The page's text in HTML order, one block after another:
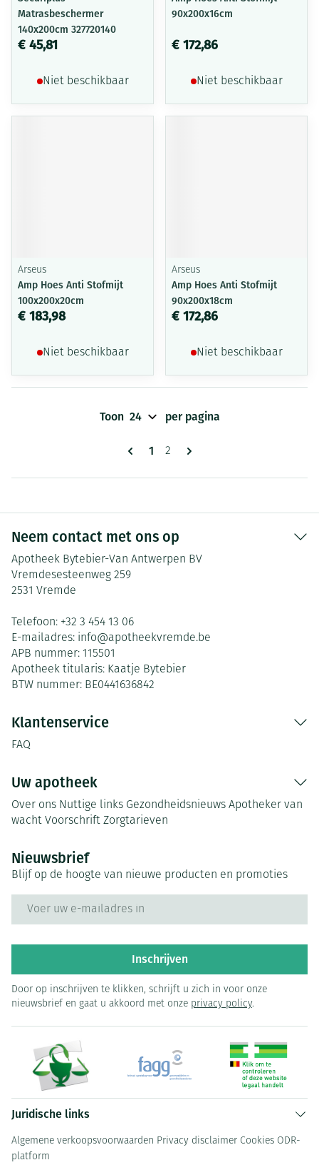
Matrasbeschermer
140x200cm 327720140
€ 45,81
Niet beschikbaar
90x200x16cm
€ 172,86
Niet beschikbaar
Arseus
Amp Hoes Anti Stofmijt
100x200x20cm
€ 183,98
Niet beschikbaar
Arseus
Amp Hoes Anti Stofmijt
90x200x18cm
€ 172,86
Niet beschikbaar
Pagina's
U lees momenteel pagina
1 Pagina
2
Toon per pagina
Neem contact met ons op
Apotheek Bytebier-Van Antwerpen BV
Vremdesesteenweg 259
2531 Vremde
Telefoon: +32 3 454 13 06
E-mailadres: info@apotheekvremde.be
APB nummer: 115501
Apotheek titularis: Kaatje Bytebier
BTW nummer: BE0441636842
Klantenservice
FAQ
Uw apotheek
Over ons Nuttige links Gezondheidsnieuws Apotheker van
wacht Voorschrift Zorgtarieven
Nieuwsbrief
Blijf op de hoogte van nieuwe producten en promoties
Inschrijven
Door op inschrijven te klikken, schrijft u zich in voor onze
nieuwsbrief en gaat u akkoord met onze privacy policy.
Juridische links
Algemene verkoopsvoorwaarden Privacy disclaimer Cookies ODR-
platform